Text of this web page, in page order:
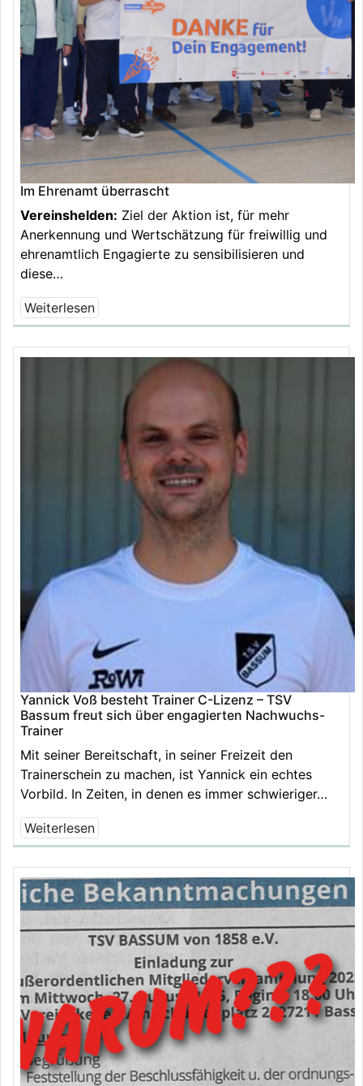
Im Ehrenamt überrascht
Vereinshelden: Ziel der Aktion ist, für mehr
Anerkennung und Wertschätzung für freiwillig und
ehrenamtlich Engagierte zu sensibilisieren und
diese…
Weiterlesen
Yannick Voß besteht Trainer C-Lizenz – TSV
Bassum freut sich über engagierten Nachwuchs-
Trainer
Mit seiner Bereitschaft, in seiner Freizeit den
Trainerschein zu machen, ist Yannick ein echtes
Vorbild. In Zeiten, in denen es immer schwieriger…
Weiterlesen